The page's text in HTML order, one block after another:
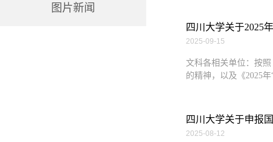
图片新闻
四川大学关于2025
2025-09-15
文科各相关单位：按
的精神，以及《2025
四川大学关于申报
2025-08-12